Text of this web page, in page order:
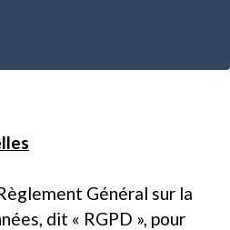
Général sur la
dit « RGPD », pour